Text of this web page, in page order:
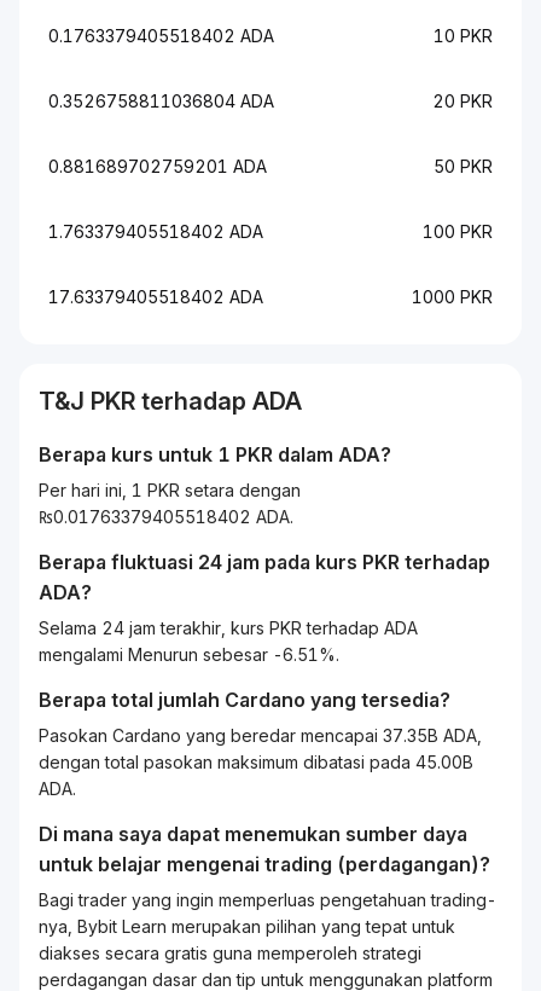
0.1763379405518402 ADA 10 PKR
0.3526758811036804 ADA 20 PKR
0.881689702759201 ADA 50 PKR
1.763379405518402 ADA 100 PKR
17.63379405518402 ADA 1000 PKR
T&J PKR terhadap ADA
Berapa kurs untuk 1 PKR dalam ADA?
Per hari ini, 1 PKR setara dengan
₨0.01763379405518402 ADA.
Berapa fluktuasi 24 jam pada kurs PKR terhadap
ADA?
Selama 24 jam terakhir, kurs PKR terhadap ADA
mengalami Menurun sebesar -6.51%.
Berapa total jumlah Cardano yang tersedia?
Pasokan Cardano yang beredar mencapai 37.35B ADA,
dengan total pasokan maksimum dibatasi pada 45.00B
ADA.
Di mana saya dapat menemukan sumber daya
untuk belajar mengenai trading (perdagangan)?
Bagi trader yang ingin memperluas pengetahuantrading-
nya, Bybit Learn merupakan pilihan yang tepat untuk
diakses secara gratis guna memperoleh strategi
perdagangan dasar dan tip untuk menggunakan platform